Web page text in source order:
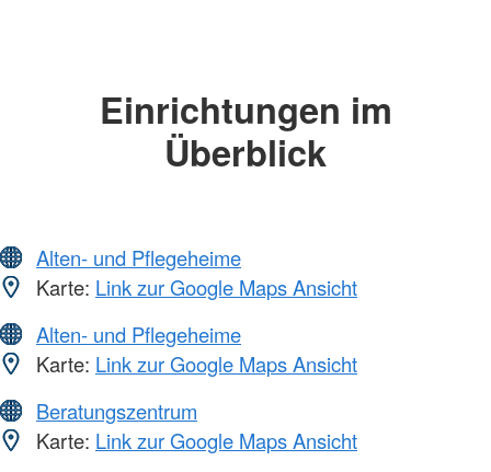
Einrichtungen im
Überblick
Alten- und Pflegeheime
Karte: Link zur Google Maps Ansicht
Alten- und Pflegeheime
Karte: Link zur Google Maps Ansicht
Beratungszentrum
Karte: Link zur Google Maps Ansicht